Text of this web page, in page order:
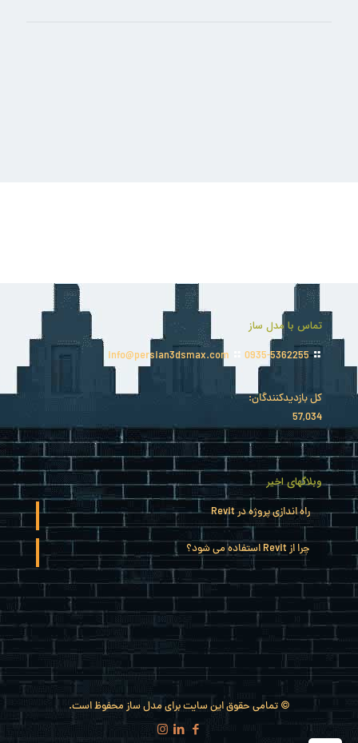
تماس با مدل ساز
0935-5362255
کل بازدیدکنند‌گان:
57,034
وبلاگهای اخیر
راه اندازی پروژه در Revit
چرا از Revit استفاده می شود؟
© تمامی حقوق این سایت برای مدل ساز محفوظ است.